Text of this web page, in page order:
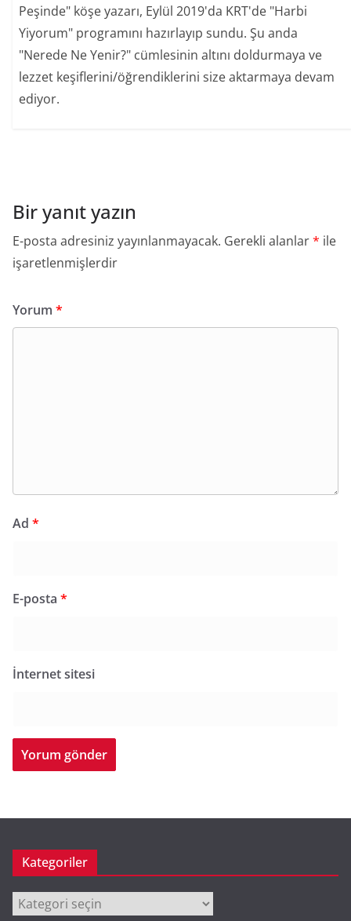
Peşinde" köşe yazarı, Eylül 2019'da KRT'de "Harbi
Yiyorum" programını hazırlayıp sundu. Şu anda
"Nerede Ne Yenir?" cümlesinin altını doldurmaya ve
lezzet keşiflerini/öğrendiklerini size aktarmaya devam
ediyor.
Bir yanıt yazın
E-posta adresiniz yayınlanmayacak. Gerekli alanlar* ile
işaretlenmişlerdir
Yorum *
Ad *
E-posta *
İnternet sitesi
Kategoriler
Kategoriler